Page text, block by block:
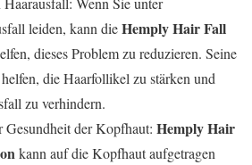
leiden, kann dieHemply Hair Fall
dieses Problem zu reduzieren. Seine
die Haarfollikel zu stärken und
zu verhindern.
Gesundheit der Kopfhaut: Hemply Hair
kann auf die Kopfhaut aufgetragen